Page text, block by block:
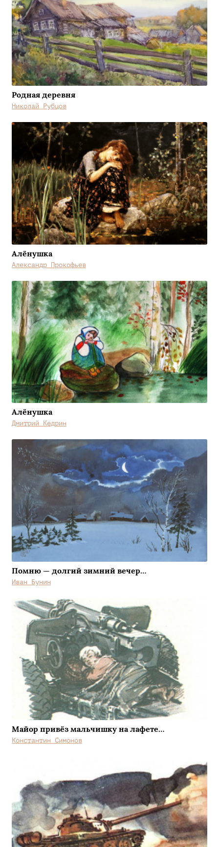
Родная деревня
Николай Рубцов
Алёнушка
Александр Прокофьев
Алёнушка
Дмитрий Кедрин
Помню — долгий зимний вечер…
Иван Бунин
Майор привёз мальчишку на лафете…
Константин Симонов